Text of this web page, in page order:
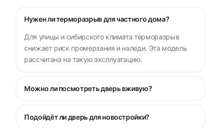
Нужен ли терморазрыв для частного дома?
Для улицы и сибирского климата терморазрыв
снижает риск промерзания и наледи. Эта модель
рассчитана на такую эксплуатацию.
Можно ли посмотреть дверь вживую?
Подойдёт ли дверь для новостройки?